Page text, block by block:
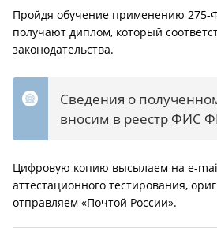
Пройдя обучение применению 275-
получают диплом, который
законодательства.
Сведения о
вносим в реестр ФИС
Цифровую копию высылаем на e-
аттестационного тестирования,
отправляем «Почтой России».